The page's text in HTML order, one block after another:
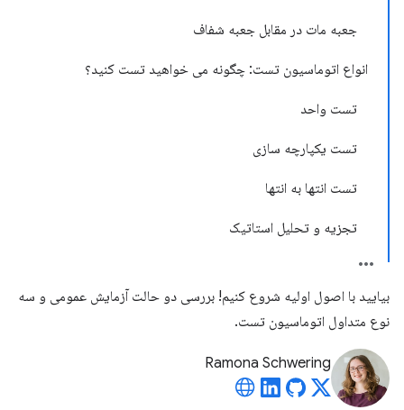
جعبه مات در مقابل جعبه شفاف
انواع اتوماسیون تست: چگونه می خواهید تست کنید؟
تست واحد
تست یکپارچه سازی
تست انتها به انتها
تجزیه و تحلیل استاتیک
بیایید با اصول اولیه شروع کنیم! بررسی دو حالت آزمایش عمومی و سه
نوع متداول اتوماسیون تست.
Ramona Schwering